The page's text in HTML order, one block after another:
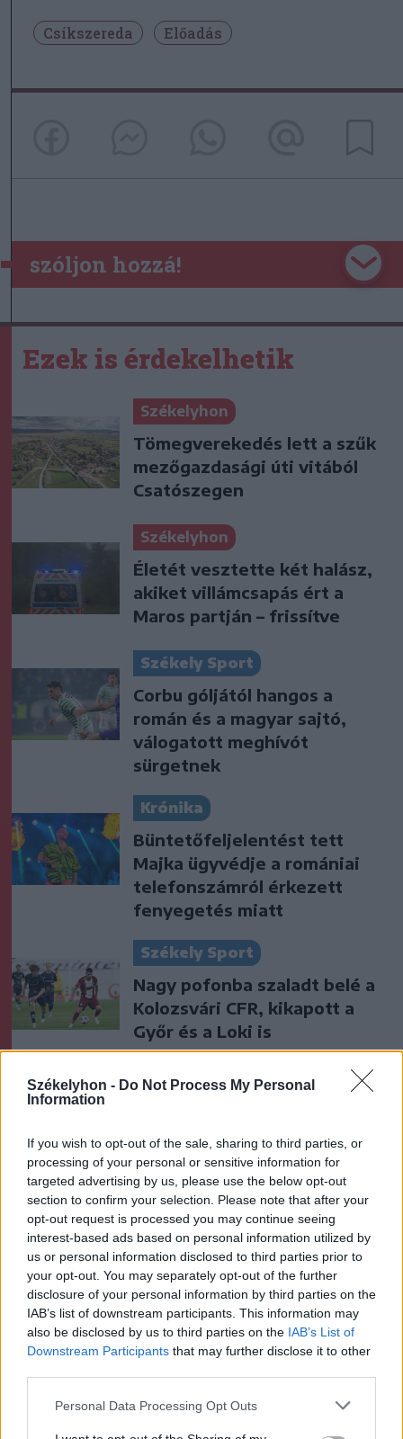
Székelyhon - Do Not Process My Personal
Information
If you wish to opt-out of the sale, sharing to third parties, or
processing of your personal or sensitive information for
targeted advertising by us, please use the below opt-out
section to confirm your selection. Please note that after your
opt-out request is processed you may continue seeing
interest-based ads based on personal information utilized by
us or personal information disclosed to third parties prior to
your opt-out. You may separately opt-out of the further
disclosure of your personal information by third parties on the
IAB’s list of downstream participants. This information may
also be disclosed by us to third parties on the IAB’s List of
Downstream Participants that may further disclose it to other
Personal Data Processing Opt Outs
Csíkszereda Előadás
szóljon hozzá!
Ezek is érdekelhetik
Székelyhon
Tömegverekedés lett a szűk
mezőgazdasági úti vitából
Csatószegen
Székelyhon
Életét vesztette két halász,
akiket villámcsapás ért a
Maros partján – frissítve
Székely Sport
Corbu góljától hangos a
román és a magyar sajtó,
válogatott meghívót
sürgetnek
Krónika
Büntetőfeljelentést tett
Majka ügyvédje a romániai
telefonszámról érkezett
fenyegetés miatt
Székely Sport
Nagy pofonba szaladt belé a
Kolozsvári CFR, kikapott a
Győr és a Loki is
Nőileg
menjünk!
A rovat további cikkei